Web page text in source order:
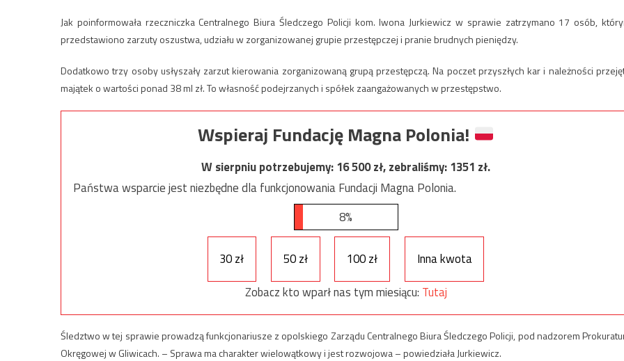
Jak poinformowała rzeczniczka Centralnego Biura Śledczego Policji kom. Iwona Jurkiewicz w sprawie zatrzymano 17 osób,
przedstawiono zarzuty oszustwa, udziału w zorganizowanej grupie przestępczej i pranie brudnych pieniędzy.
Dodatkowo trzy osoby usłyszały zarzut kierowania zorganizowaną grupą przestępczą. Na poczet przyszłych kar i należności
majątek o wartości ponad 38 ml zł. To własność podejrzanych i spółek zaangażowanych w przestępstwo.
Wspieraj Fundację Magna Polonia!
W sierpniu potrzebujemy:16 500zł, zebraliśmy:1351 zł.
Państwa wsparcie jest niezbędne dla funkcjonowania Fundacji Magna Polonia.
8%
30 zł 50 zł 100 zł
Inna kwota
Zobacz kto wparł nas tym miesiącu: Tutaj
Śledztwo w tej sprawie prowadzą funkcjonariusze z opolskiego Zarządu Centralnego Biura Śledczego Policji, pod nadzorem
Okręgowej w Gliwicach. – Sprawa ma charakter wielowątkowy i jest rozwojowa – powiedziała Jurkiewicz.